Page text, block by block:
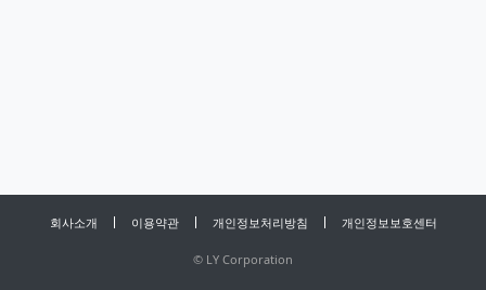
회사소개 이용약관 개인정보처리방침 개인정보보호센터
© LY Corporation